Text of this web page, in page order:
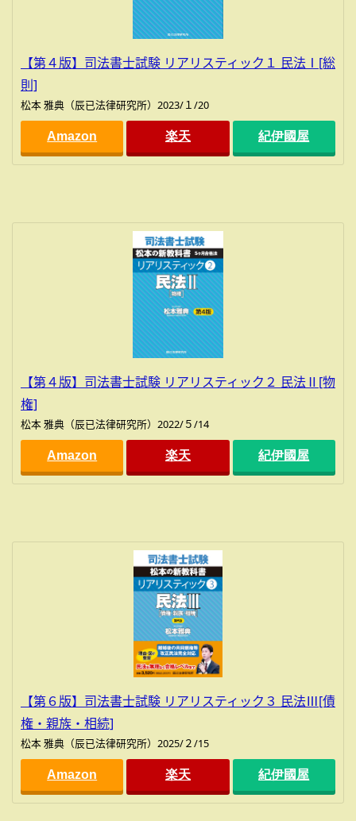
【第４版】司法書士試験 リアリスティック１ 民法Ⅰ[総
則]
松本 雅典（辰已法律研究所）2023/１/20
Amazon 楽天 紀伊國屋
【第４版】司法書士試験 リアリスティック２ 民法Ⅱ[物
権]
松本 雅典（辰已法律研究所）2022/５/14
Amazon 楽天 紀伊國屋
【第６版】司法書士試験 リアリスティック３ 民法Ⅲ[債
権・親族・相続]
松本 雅典（辰已法律研究所）2025/２/15
Amazon 楽天 紀伊國屋